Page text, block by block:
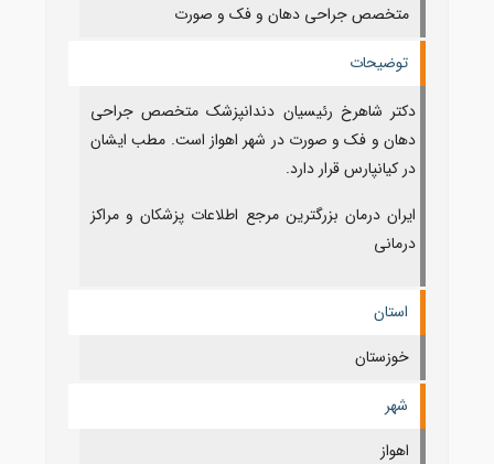
متخصص جراحی دهان و فک و صورت
توضیحات
دکتر شاهرخ رئیسیان دندانپزشک متخصص جراحی
دهان و فک و صورت در شهر اهواز است. مطب ایشان
در کیانپارس قرار دارد.
ایران درمان بزرگترین مرجع اطلاعات پزشکان و مراکز
درمانی
استان
خوزستان
شهر
اهواز